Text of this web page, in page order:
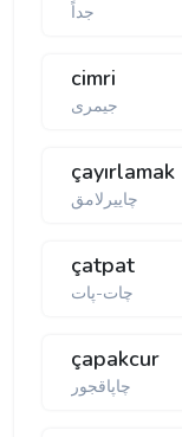
جداً
cimri
جیمری
çayırlamak
چاییرلامق
çatpat
چات-پات
çapakcur
چاپاقجور